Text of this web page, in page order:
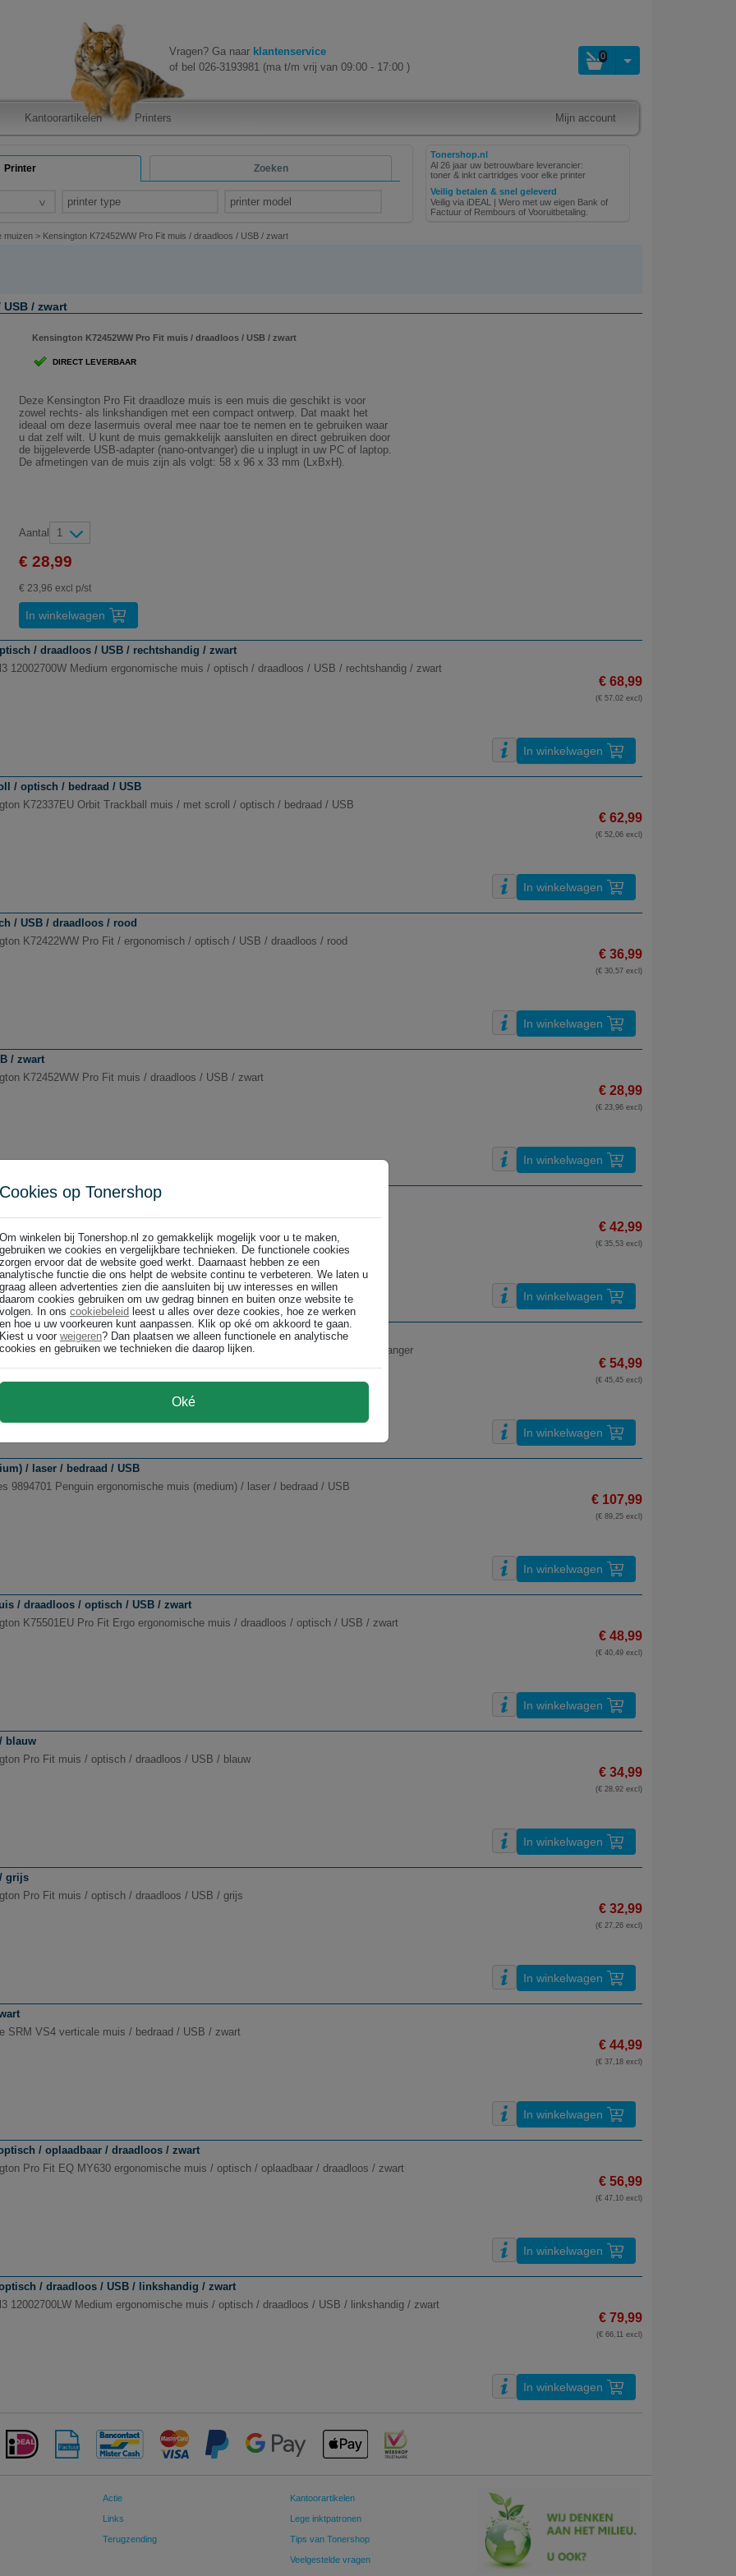
Vragen? Ga naar klantenservice
of bel 026-3193981 (ma t/m vrij van 09:00 - 17:00 )
0
Kantoorartikelen Printers Mijn account
Printer Zoeken
printer type printer model
Tonershop.nl
Al 26 jaar uw betrouwbare leverancier:
toner & inkt cartridges voor elke printer
Veilig betalen & snel geleverd
Veilig via iDEAL | Wero met uw eigen Bank of
Factuur of Rembours of Vooruitbetaling.
muizen > Kensington K72452WW Pro Fit muis / draadloos / USB / zwart
/ zwart
Kensington K72452WW Pro Fit muis / draadloos / USB / zwart
DIRECT LEVERBAAR
Deze Kensington Pro Fit draadloze muis is een muis die geschikt is voor
zowel rechts- als linkshandigen met een compact ontwerp. Dat maakt het
ideaal om deze lasermuis overal mee naar toe te nemen en te gebruiken waar
u dat zelf wilt. U kunt de muis gemakkelijk aansluiten en direct gebruiken door
de bijgeleverde USB-adapter (nano-ontvanger) die u inplugt in uw PC of laptop.
De afmetingen van de muis zijn als volgt: 58 x 96 x 33 mm (LxBxH).
Aantal 1
€ 28,99
€ 23,96 excl p/st
In winkelwagen
/ draadloos / USB / rechtshandig / zwart
12002700W Medium ergonomische muis / optisch / draadloos / USB / rechtshandig / zwart
€ 68,99
(€ 57,02 excl)
In winkelwagen
/ optisch / bedraad / USB
K72337EU Orbit Trackball muis / met scroll / optisch / bedraad / USB
€ 62,99
(€ 52,06 excl)
In winkelwagen
/ USB / draadloos / rood
K72422WW Pro Fit / ergonomisch / optisch / USB / draadloos / rood
€ 36,99
(€ 30,57 excl)
In winkelwagen
/ zwart
K72452WW Pro Fit muis / draadloos / USB / zwart
€ 28,99
(€ 23,96 excl)
In winkelwagen
/ optisch / USB / zwart
K75403EU Pro Fit ergonomische muis / bedraad / optisch / USB / zwart
€ 42,99
(€ 35,53 excl)
In winkelwagen
/ draadloos / optisch / USB-ontvanger
K75404EU Pro Fit Ergo ergonomische muis / draadloos / optisch / USB-ontvanger
€ 54,99
(€ 45,45 excl)
In winkelwagen
/ laser / bedraad / USB
9894701 Penguin ergonomische muis (medium) / laser / bedraad / USB
€ 107,99
(€ 89,25 excl)
In winkelwagen
/ draadloos / optisch / USB / zwart
K75501EU Pro Fit Ergo ergonomische muis / draadloos / optisch / USB / zwart
€ 48,99
(€ 40,49 excl)
In winkelwagen
blauw
Pro Fit muis / optisch / draadloos / USB / blauw
€ 34,99
(€ 28,92 excl)
In winkelwagen
grijs
Pro Fit muis / optisch / draadloos / USB / grijs
€ 32,99
(€ 27,26 excl)
In winkelwagen
SRM VS4 verticale muis / bedraad / USB / zwart
€ 44,99
(€ 37,18 excl)
In winkelwagen
/ oplaadbaar / draadloos / zwart
Pro Fit EQ MY630 ergonomische muis / optisch / oplaadbaar / draadloos / zwart
€ 56,99
(€ 47,10 excl)
In winkelwagen
/ draadloos / USB / linkshandig / zwart
12002700LW Medium ergonomische muis / optisch / draadloos / USB / linkshandig / zwart
€ 79,99
(€ 66,11 excl)
In winkelwagen
Actie
Links
Terugzending
Kantoorartikelen
Lege inktpatronen
Tips van Tonershop
Veelgestelde vragen
Cookies op Tonershop
Om winkelen bij Tonershop.nl zo gemakkelijk mogelijk voor u te maken,
gebruiken we cookies en vergelijkbare technieken. De functionele cookies
zorgen ervoor dat de website goed werkt. Daarnaast hebben ze een
analytische functie die ons helpt de website continu te verbeteren. We laten u
graag alleen advertenties zien die aansluiten bij uw interesses en willen
daarom cookies gebruiken om uw gedrag binnen en buiten onze website te
volgen. In ons cookiebeleid leest u alles over deze cookies, hoe ze werken
en hoe u uw voorkeuren kunt aanpassen. Klik op oké om akkoord te gaan.
Kiest u voor weigeren? Dan plaatsen we alleen functionele en analytische
cookies en gebruiken we technieken die daarop lijken.
Oké